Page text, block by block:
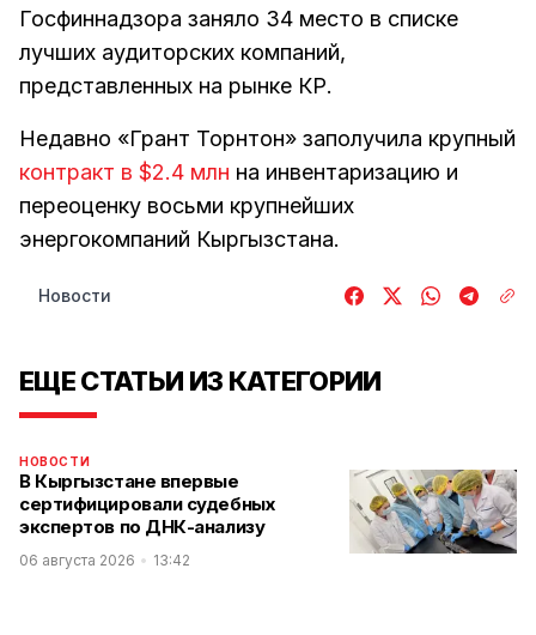
Госфиннадзора заняло 34 место в списке
лучших аудиторских компаний,
представленных на рынке КР.
Недавно «Грант Торнтон» заполучила крупный
контракт в $2.4 млн на инвентаризацию и
переоценку восьми крупнейших
энергокомпаний Кыргызстана.
Новости
ЕЩЕ СТАТЬИ ИЗ КАТЕГОРИИ
НОВОСТИ
В Кыргызстане впервые
сертифицировали судебных
экспертов по ДНК-анализу
06 августа 2026 13:42